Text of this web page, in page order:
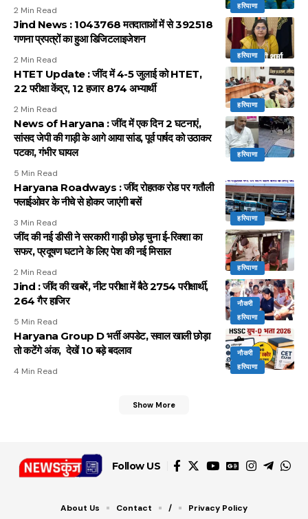
हरियाणा
2 Min Read
हरियाणा
Jind News : 1043768 मतदाताओं में से 392518
गणना प्रपत्रों का हुआ डिजिटलाइजेशन
2 Min Read
हरियाणा
HTET Update : जींद में 4-5 जुलाई को HTET,
22 परीक्षा केंद्र, 12 हजार 874 अभ्यार्थी
2 Min Read
हरियाणा
News of Haryana : जींद में एक दिन 2 घटनाएं,
सांसद जेपी की गाड़ी के आगे आया सांड, पूर्व पार्षद को उठाकर
पटका, गंभीर घायल
5 Min Read
हरियाणा
Haryana Roadways : जींद रोहतक रोड पर गतौली
फ्लाईओवर के नीचे से होकर जाएंगी बसें
3 Min Read
हरियाणा
जींद की नई डीसी ने सरकारी गाड़ी छोड़ चुना ई-रिक्शा का
सफर, प्रदूषण घटाने के लिए पेश की नई मिसाल
2 Min Read
नौकरी
हरियाणा
Jind : जींद की खबरें, नीट परीक्षा में बैठे 2754 परीक्षार्थी,
264 गैर हाजिर
5 Min Read
नौकरी
हरियाणा
Haryana Group D भर्ती अपडेट, सवाल खाली छोड़ा
तो कटेंगे अंक, देखें 10 बड़े बदलाव
4 Min Read
Show More
Follow US
About Us Contact /
Privacy Policy